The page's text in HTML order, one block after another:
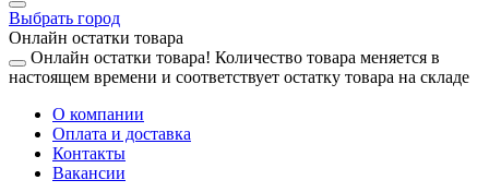
Выбрать город
Онлайн остатки товара
Онлайн остатки товара! Количество товара меняется в
настоящем времени и соответствует остатку товара на складе
О компании
Оплата и доставка
Контакты
Вакансии